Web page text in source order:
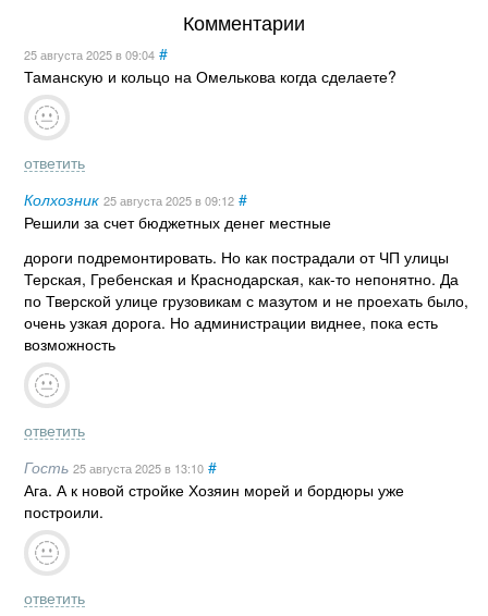
Комментарии
25 августа 2025в 09:04 #
Таманскую и кольцо на Омелькова когда сделаете?
ответить
Колхозник 25 августа 2025в 09:12 #
Решили за счет бюджетных денег местные
дороги подремонтировать. Но как пострадали от ЧП улицы
Терская, Гребенская и Краснодарская, как-то непонятно. Да
по Тверской улице грузовикам с мазутом и не проехать было,
очень узкая дорога. Но администрации виднее, пока есть
возможность
ответить
Гость 25 августа 2025в 13:10 #
Ага. А к новой стройке Хозяин морей и бордюры уже
построили.
ответить